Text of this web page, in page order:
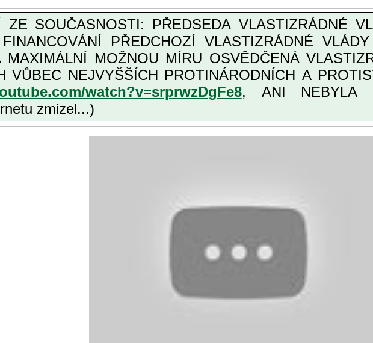
PŘEDCHOZÍ VLASTIZRÁDNÉ
MÍRU OSVĚDČENÁ VLASTIZRÁDNÁ ČESKÁ "AMNESTIE", URČENÁ
VLASTIZRÁDCŮ, VIZ NAPŘ.
watch?v=srprwzDgFe8, ANI NEBYLA
zmizel...)